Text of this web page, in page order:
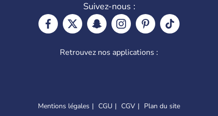
Suivez-nous :
Retrouvez nos applications :
Mentions légales CGU CGV Plan du site